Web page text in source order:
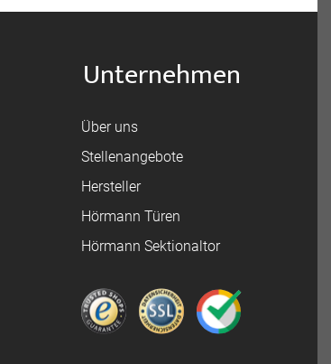
Unternehmen
Über uns
Stellenangebote
Hersteller
Hörmann Türen
Hörmann Sektionaltor